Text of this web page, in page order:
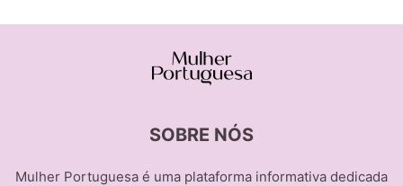
SOBRE NÓS
Mulher Portuguesa é uma plataforma informativa dedicada